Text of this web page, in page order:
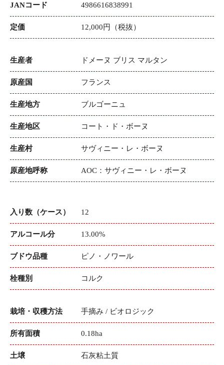
JANコード 4986616838991
定価 12,000円（税抜）
生産者 ドメーヌ ブリス マルタン
原産国 フランス
生産地方 ブルゴーニュ
生産地区 コート・ド・ボーヌ
生産村 サヴィニー・レ・ボーヌ
原産地呼称 AOC：サヴィニー・レ・ボーヌ
入り数（ケース） 12
アルコール分 13.00%
ブドウ品種 ピノ・ノワール
栓種別 コルク
栽培・収穫方法 手摘み / ビオロジック
所有面積 0.18ha
土壌 石灰粘土質